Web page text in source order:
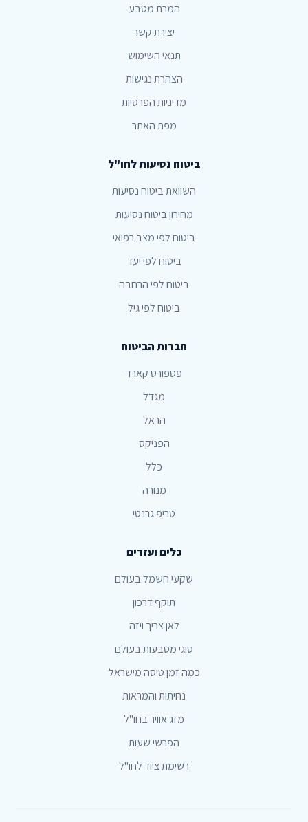
המרת מטבע
יצירת קשר
תנאי השימוש
הצהרת נגישות
מדיניות הפרטיות
מפת האתר
ביטוח נסיעות לחו"ל
השוואת ביטוח נסיעות
מחירון ביטוח נסיעות
ביטוח לפי מצב רפואי
ביטוח לפי יעד
ביטוח לפי הרחבה
ביטוח לפי גיל
חברות הביטוח
פספורט קארד
מגדל
הראל
הפניקס
כלל
מנורה
טריפ גרנטי
כלים ועזרים
שקעי חשמל בעולם
תוקף דרכון
לאן צריך ויזה
סוגי מטבעות בעולם
כמה זמן טיסה מישראל
נחיתות והמראות
מזג אוויר בחו"ל
הפרשי שעות
רשימת ציוד לחו"ל